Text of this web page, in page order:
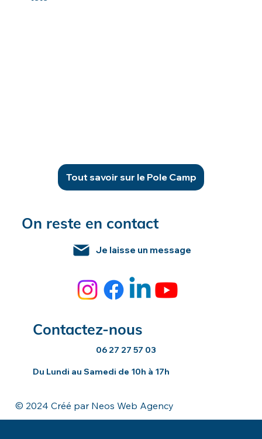
Tout savoir sur le Pole Camp
On reste en contact
Je laisse un message
Contactez-nous
06 27 27 57 03
Du Lundi au Samedi de 10h à 17h
© 2024 Créé par Neos Web Agency